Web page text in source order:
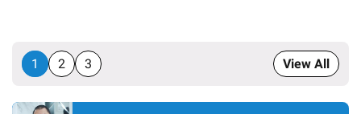
1 2 3 View All